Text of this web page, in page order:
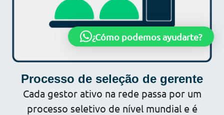
Processo de seleção de gerente
Cada gestor ativo na rede passa por um
processo seletivo de nível mundial e é
¿Cómo podemos ayudarte?